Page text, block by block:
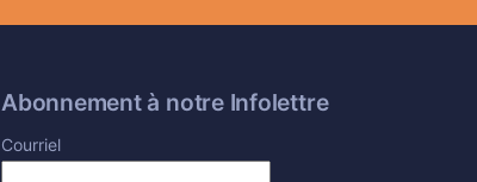
Abonnement à notre Infolettre
Courriel